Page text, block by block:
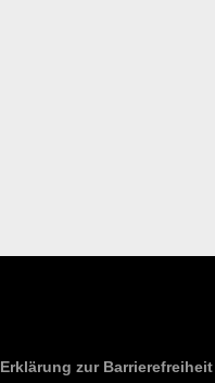
Erklärung zur Barrierefreiheit